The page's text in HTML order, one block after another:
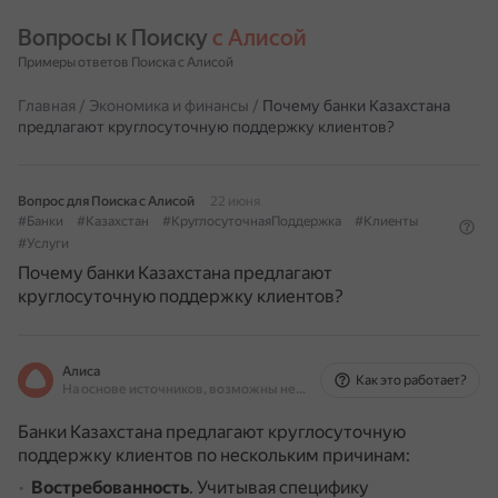
Вопросы к Поиску с Алисой
Примеры ответов Поиска с Алисой
Главная / Экономика и финансы / Почему банки Казахстана
предлагают круглосуточную поддержку клиентов?
Вопрос для Поиска с Алисой
22 июня
#Банки
#Казахстан #КруглосуточнаяПоддержка
#Клиенты
#Услуги
Почему банки Казахстана предлагают
круглосуточную поддержку клиентов?
Алиса
На основе источников, возможны неточности
Как это работает?
Банки Казахстана предлагают круглосуточную
поддержку клиентов по нескольким причинам:
Востребованность. Учитывая специфику